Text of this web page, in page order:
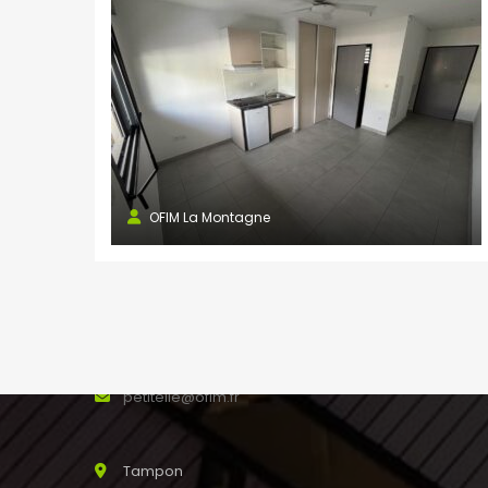
OFIM La Montagne
Saint Joseph
24 rue Maury 97480
SAINT JOSEPH Réunion
0262 31 44 00
0262 56 13 88
stjoseph@ofim.fr
petiteile@ofim.fr
Tampon